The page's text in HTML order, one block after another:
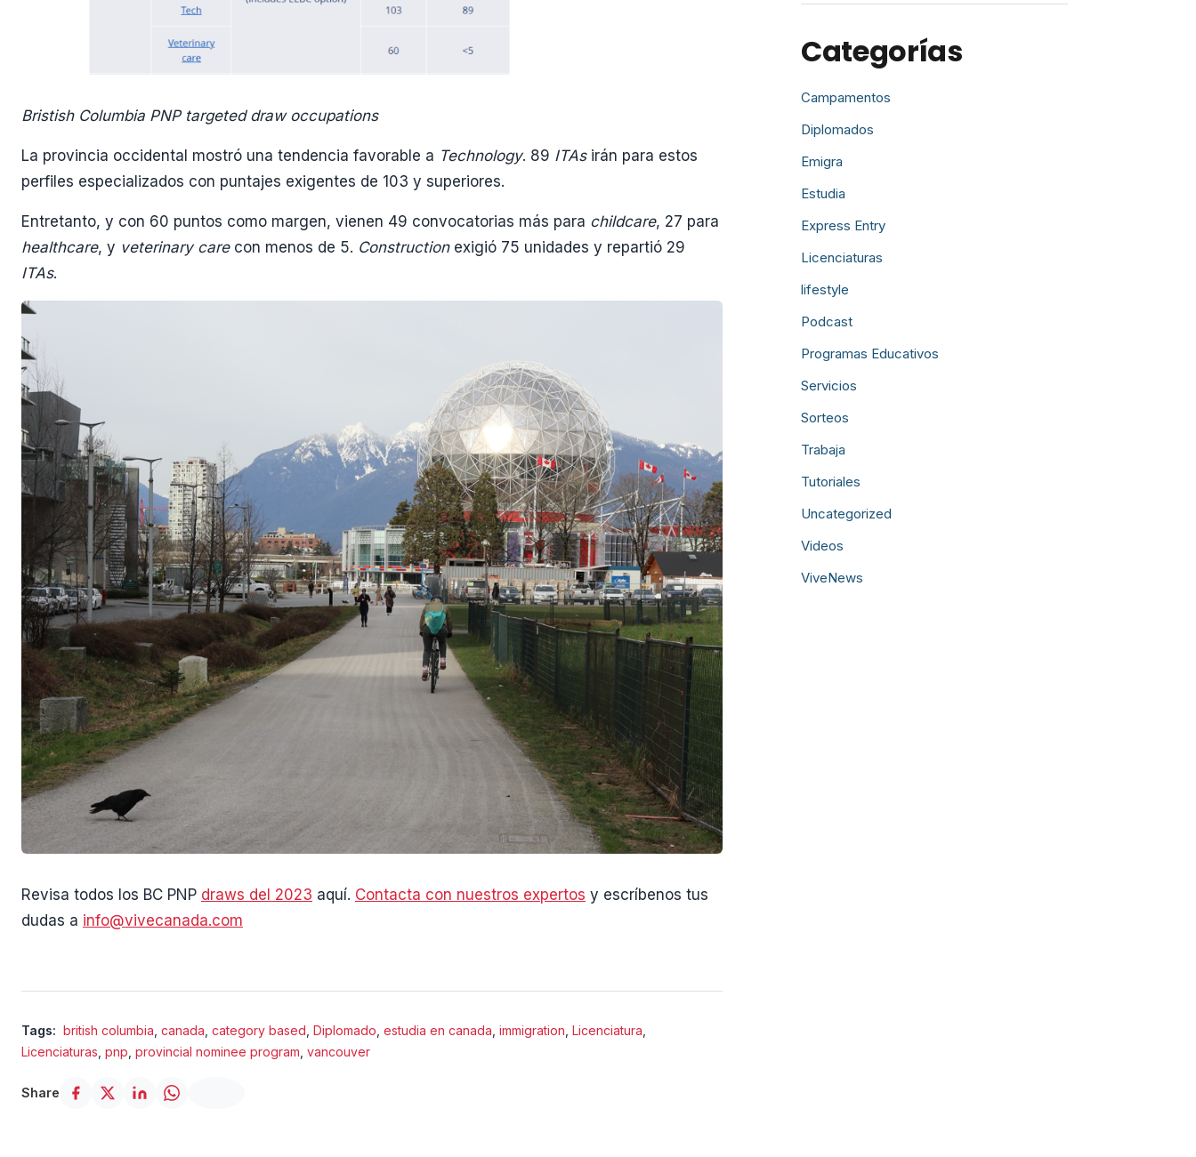
Bristish Columbia PNP targeted draw occupations
La provincia occidental mostró una tendencia favorable a Technology. 89 ITAsirán para estos
perfiles especializados con puntajes exigentes de 103 y superiores.
Entretanto, y con 60 puntos como margen, vienen 49 convocatorias más para childcare, 27 para
healthcare, y veterinary carecon menos de 5. Constructionexigió 75 unidades y repartió 29
ITAs.
Revisa todos los BC PNP draws del 2023 aquí. Contacta con nuestros expertos y escríbenos tus
dudas a info@vivecanada.com
Tags: british columbia, canada, category based, Diplomado, estudia en canada, immigration, Licenciatura,
Licenciaturas, pnp, provincial nominee program, vancouver
Share
Categorías
Campamentos
Diplomados
Emigra
Estudia
Express Entry
Licenciaturas
lifestyle
Podcast
Programas Educativos
Servicios
Sorteos
Trabaja
Tutoriales
Uncategorized
Videos
ViveNews